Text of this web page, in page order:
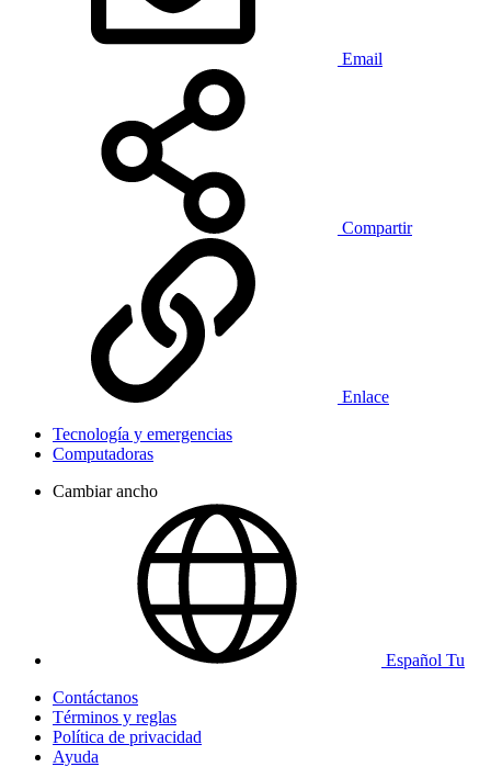
Email
Compartir
Enlace
Tecnología y emergencias
Computadoras
Cambiar ancho
Español Tu
Contáctanos
Términos y reglas
Política de privacidad
Ayuda